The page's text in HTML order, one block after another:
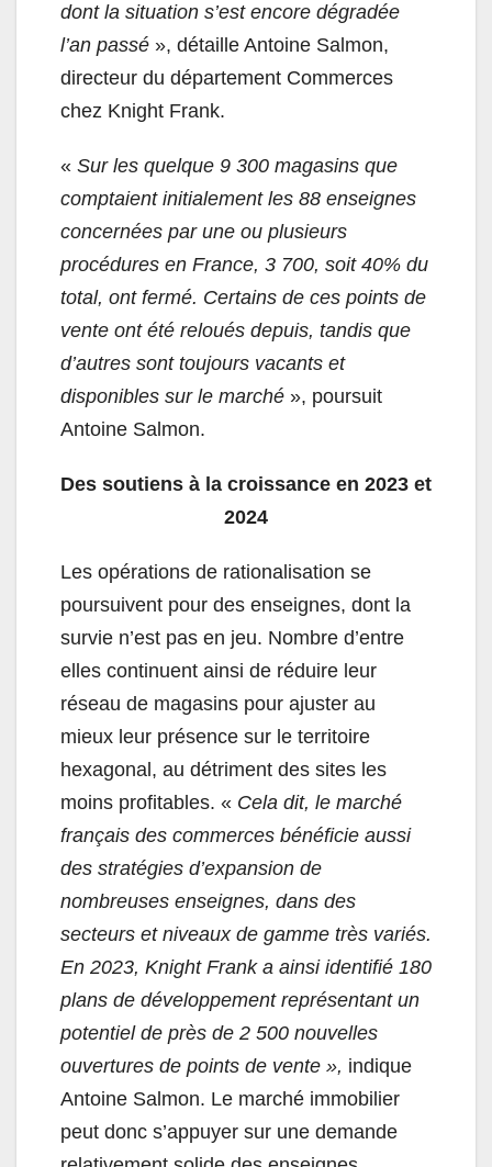
dont la situation s’est encore dégradée
l’an passé », détaille Antoine Salmon,
directeur du département Commerces
chez Knight Frank.
« Sur les quelque 9 300 magasins que
comptaient initialement les 88 enseignes
concernées par une ou plusieurs
procédures en France, 3 700, soit 40% du
total, ont fermé. Certains de ces points de
vente ont été reloués depuis, tandis que
d’autres sont toujours vacants et
disponibles sur le marché », poursuit
Antoine Salmon.
Des soutiens à la croissance en 2023 et
2024
Les opérations de rationalisation se
poursuivent pour des enseignes, dont la
survie n’est pas en jeu. Nombre d’entre
elles continuent ainsi de réduire leur
réseau de magasins pour ajuster au
mieux leur présence sur le territoire
hexagonal, au détriment des sites les
moins profitables. « Cela dit, le marché
français des commerces bénéficie aussi
des stratégies d’expansion de
nombreuses enseignes, dans des
secteurs et niveaux de gamme très variés.
En 2023, Knight Frank a ainsi identifié 180
plans de développement représentant un
potentiel de près de 2 500 nouvelles
ouvertures de points de vente », indique
Antoine Salmon. Le marché immobilier
peut donc s’appuyer sur une demande